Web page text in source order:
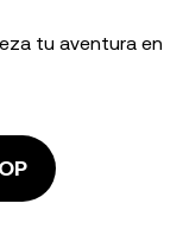
tu aventura en